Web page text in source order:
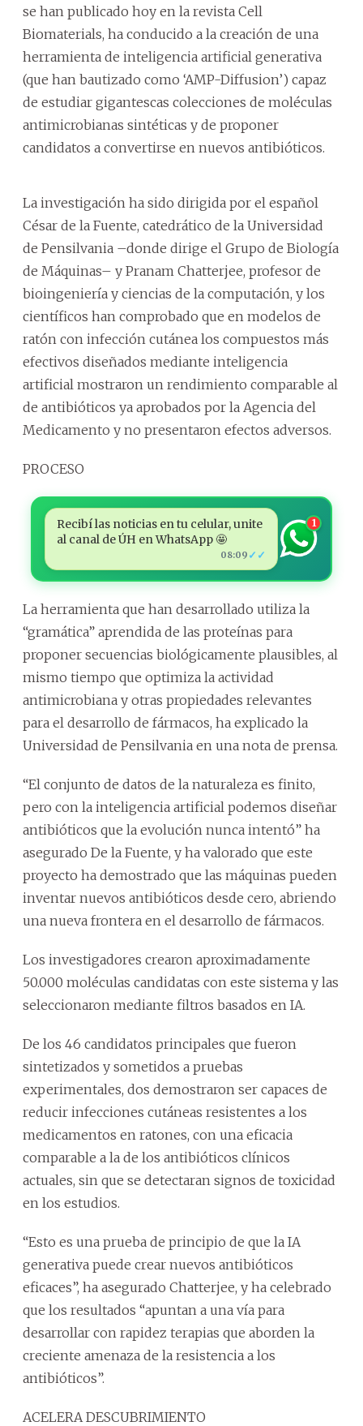
se han publicado hoy en la revista Cell
Biomaterials, ha conducido a la creación de una
herramienta de inteligencia artificial generativa
(que han bautizado como ‘AMP-Diffusion’) capaz
de estudiar gigantescas colecciones de moléculas
antimicrobianas sintéticas y de proponer
candidatos a convertirse en nuevos antibióticos.
La investigación ha sido dirigida por el español
César de la Fuente, catedrático de la Universidad
de Pensilvania –donde dirige el Grupo de Biología
de Máquinas– y Pranam Chatterjee, profesor de
bioingeniería y ciencias de la computación, y los
científicos han comprobado que en modelos de
ratón con infección cutánea los compuestos más
efectivos diseñados mediante inteligencia
artificial mostraron un rendimiento comparable al
de antibióticos ya aprobados por la Agencia del
Medicamento y no presentaron efectos adversos.
PROCESO
Recibí las noticias en tu celular, unite
al canal de ÚH en WhatsApp 🤩
08:09 ✓✓
1
La herramienta que han desarrollado utiliza la
“gramática” aprendida de las proteínas para
proponer secuencias biológicamente plausibles, al
mismo tiempo que optimiza la actividad
antimicrobiana y otras propiedades relevantes
para el desarrollo de fármacos, ha explicado la
Universidad de Pensilvania en una nota de prensa.
“El conjunto de datos de la naturaleza es finito,
pero con la inteligencia artificial podemos diseñar
antibióticos que la evolución nunca intentó” ha
asegurado De la Fuente, y ha valorado que este
proyecto ha demostrado que las máquinas pueden
inventar nuevos antibióticos desde cero, abriendo
una nueva frontera en el desarrollo de fármacos.
Los investigadores crearon aproximadamente
50.000 moléculas candidatas con este sistema y las
seleccionaron mediante filtros basados en IA.
De los 46 candidatos principales que fueron
sintetizados y sometidos a pruebas
experimentales, dos demostraron ser capaces de
reducir infecciones cutáneas resistentes a los
medicamentos en ratones, con una eficacia
comparable a la de los antibióticos clínicos
actuales, sin que se detectaran signos de toxicidad
en los estudios.
“Esto es una prueba de principio de que la IA
generativa puede crear nuevos antibióticos
eficaces”, ha asegurado Chatterjee, y ha celebrado
que los resultados “apuntan a una vía para
desarrollar con rapidez terapias que aborden la
creciente amenaza de la resistencia a los
antibióticos”.
ACELERA DESCUBRIMIENTO